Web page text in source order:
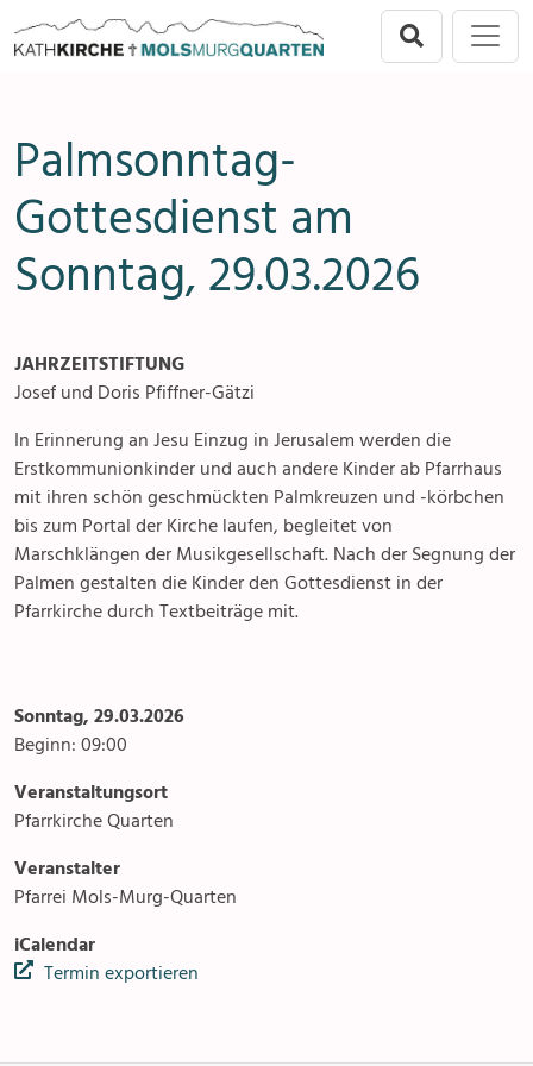
Direkt zur Hauptnavigation springen
Direkt zum Inhalt springen
Palmsonntag-
Gottesdienst am
Sonntag, 29.03.2026
JAHRZEITSTIFTUNG
Josef und Doris Pfiffner-Gätzi
In Erinnerung an Jesu Einzug in Jerusalem werden die
Erstkommunionkinder und auch andere Kinder ab Pfarrhaus
mit ihren schön geschmückten Palmkreuzen und -körbchen
bis zum Portal der Kirche laufen, begleitet von
Marschklängen der Musikgesellschaft. Nach der Segnung der
Palmen gestalten die Kinder den Gottesdienst in der
Pfarrkirche durch Textbeiträge mit.
Sonntag, 29.03.2026
Beginn: 09:00
Veranstaltungsort
Pfarrkirche Quarten
Veranstalter
Pfarrei Mols-Murg-Quarten
iCalendar
Termin exportieren
Menu
Flums
Berschis-Tscherlach
Walenstadt
Mols-Murg-Quarten
Gottesdienste
Angebote & Sakramente
Kontakte
Aktuelles & Fotogalerien
Gruppen & Vereine
Kirchen & Kapellen
Pfarreizentren